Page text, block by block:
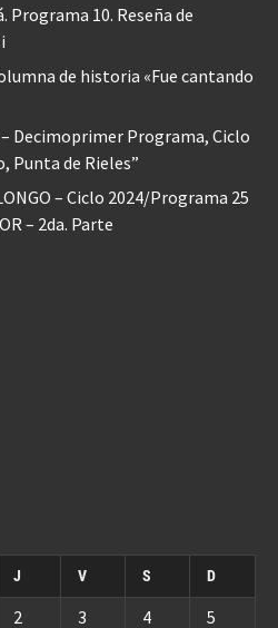
Programa 10. Reseña de
de historia «Fue cantando
Decimoprimer Programa, Ciclo
Punta de Rieles”
– Ciclo 2024/Programa 25
– 2da. Parte
J V S D
2 3 4 5